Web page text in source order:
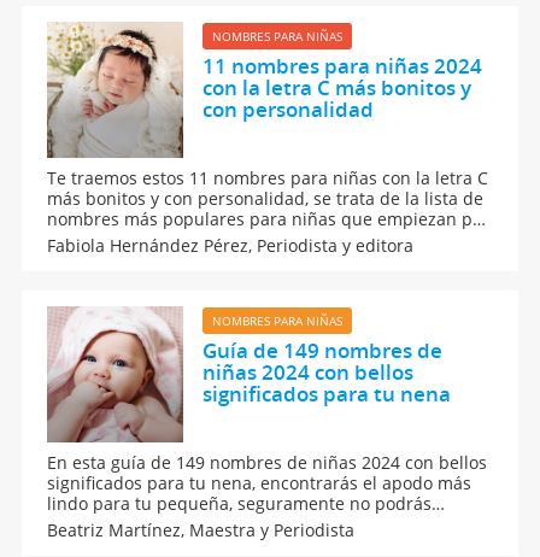
NOMBRES PARA NIÑAS
11 nombres para niñas 2024
con la letra C más bonitos y
con personalidad
Te traemos estos 11 nombres para niñas con la letra C
más bonitos y con personalidad, se trata de la lista de
nombres más populares para niñas que empiezan por
la tercera letra del abecedario. Busca aquí entre los
nombres para niñas más frecuentes que empiezan
Fabiola Hernández Pérez, Periodista y editora
NOMBRES PARA NIÑAS
Guía de 149 nombres de
niñas 2024 con bellos
significados para tu nena
En esta guía de 149 nombres de niñas 2024 con bellos
significados para tu nena, encontrarás el apodo más
lindo para tu pequeña, seguramente no podrás
decidirte por uno en específico, por lo que puedes
combinarlos entre sí. Todos te fascinarán porque son
Beatriz Martínez, Maestra y Periodista